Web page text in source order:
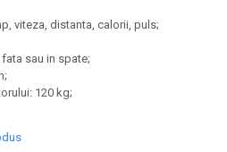
viteza, distanta, calorii, puls;
sau in spate;
120 kg;